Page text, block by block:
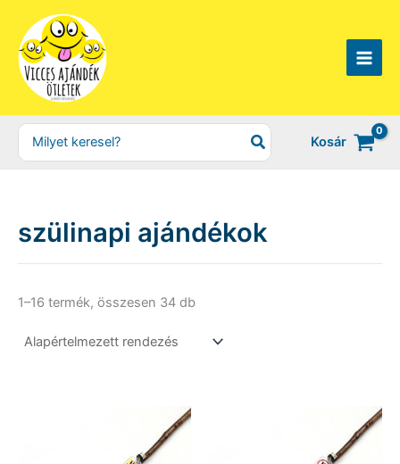
content
Search
for:
Kosár
szülinapi ajándékok
1–16 termék, összesen 34 db